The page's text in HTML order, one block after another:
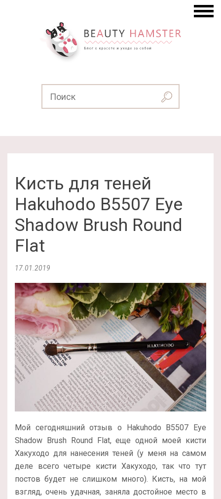
Кисть для теней
Hakuhodo B5507 Eye
Shadow Brush Round
Flat
17.01.2019
Мой сегодняшний отзыв о Hakuhodo B5507 Eye
Shadow Brush Round Flat, еще одной моей кисти
Хакуходо для нанесения теней (у меня на самом
деле всего четыре кисти Хакуходо, так что тут
постов будет не слишком много). Кисть, на мой
взгляд, очень удачная, заняла достойное место в